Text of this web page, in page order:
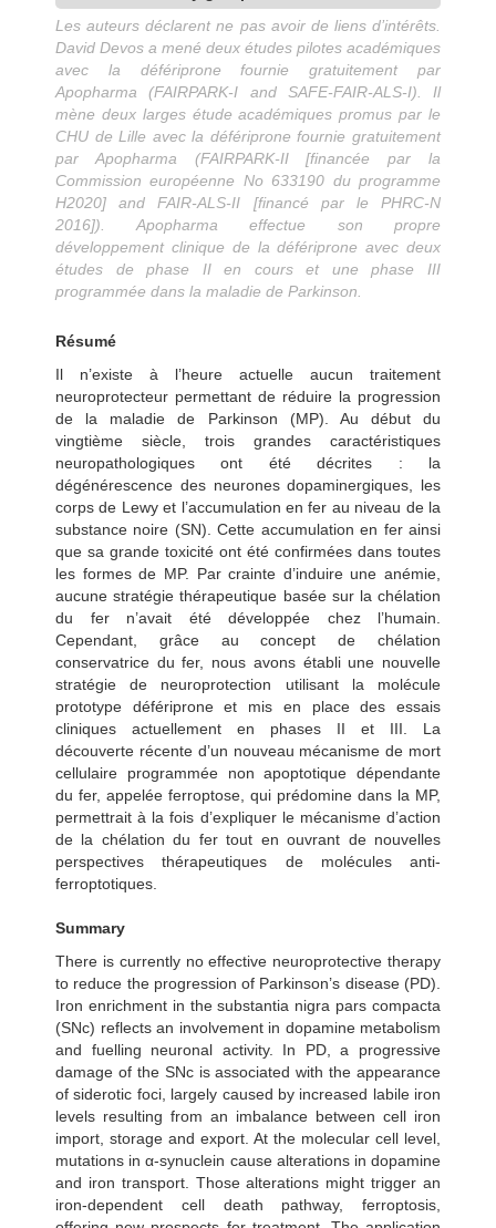
Les auteurs déclarent ne pas avoir de liens d’intérêts.
David Devos a mené deux études pilotes académiques
avec la défériprone fournie gratuitement par
Apopharma (FAIRPARK-I and SAFE-FAIR-ALS-I). Il
mène deux larges étude académiques promus par le
CHU de Lille avec la défériprone fournie gratuitement
par Apopharma (FAIRPARK-II [financée par la
Commission européenne No 633190 du programme
H2020] and FAIR-ALS-II [financé par le PHRC-N
2016]). Apopharma effectue son propre
développement clinique de la défériprone avec deux
études de phase II en cours et une phase III
programmée dans la maladie de Parkinson.
Résumé
Il n’existe à l’heure actuelle aucun traitement
neuroprotecteur permettant de réduire la progression
de la maladie de Parkinson (MP). Au début du
vingtième siècle, trois grandes caractéristiques
neuropathologiques ont été décrites : la
dégénérescence des neurones dopaminergiques, les
corps de Lewy et l’accumulation en fer au niveau de la
substance noire (SN). Cette accumulation en fer ainsi
que sa grande toxicité ont été confirmées dans toutes
les formes de MP. Par crainte d’induire une anémie,
aucune stratégie thérapeutique basée sur la chélation
du fer n’avait été développée chez l’humain.
Cependant, grâce au concept de chélation
conservatrice du fer, nous avons établi une nouvelle
stratégie de neuroprotection utilisant la molécule
prototype défériprone et mis en place des essais
cliniques actuellement en phases II et III. La
découverte récente d’un nouveau mécanisme de mort
cellulaire programmée non apoptotique dépendante
du fer, appelée ferroptose, qui prédomine dans la MP,
permettrait à la fois d’expliquer le mécanisme d’action
de la chélation du fer tout en ouvrant de nouvelles
perspectives thérapeutiques de molécules anti-
ferroptotiques.
Summary
There is currently no effective neuroprotective therapy
to reduce the progression of Parkinson’s disease (PD).
Iron enrichment in the substantia nigra pars compacta
(SNc) reflects an involvement in dopamine metabolism
and fuelling neuronal activity. In PD, a progressive
damage of the SNc is associated with the appearance
of siderotic foci, largely caused by increased labile iron
levels resulting from an imbalance between cell iron
import, storage and export. At the molecular cell level,
mutations in α-synuclein cause alterations in dopamine
and iron transport. Those alterations might trigger an
iron-dependent cell death pathway, ferroptosis,